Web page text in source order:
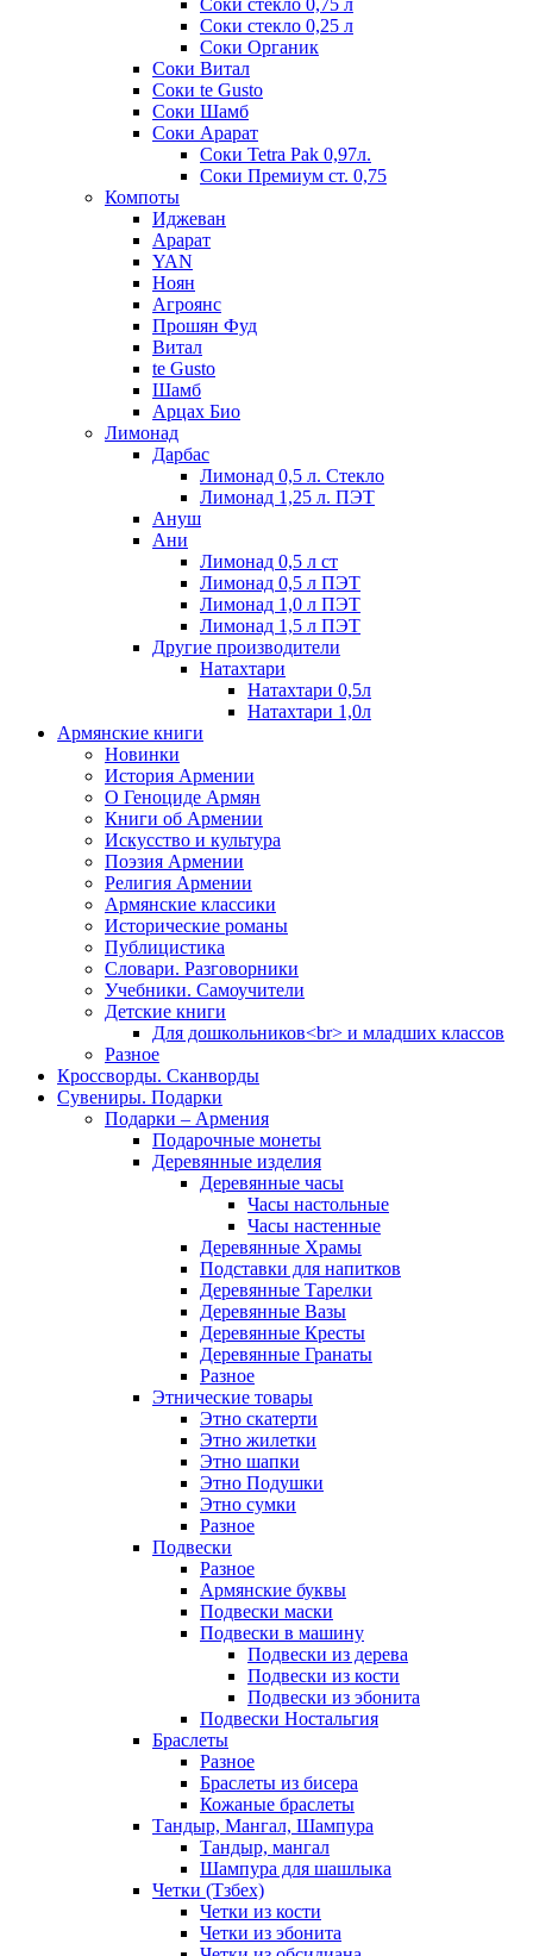
Соки стекло 0,75 л
Соки стекло 0,25 л
Соки Органик
Соки Витал
Соки te Gusto
Соки Шамб
Соки Арарат
Соки Tetra Pak 0,97л.
Соки Премиум ст. 0,75
Компоты
Иджеван
Арарат
YAN
Ноян
Агроянс
Прошян Фуд
Витал
te Gusto
Шамб
Арцах Био
Лимонад
Дарбас
Лимонад 0,5 л. Стекло
Лимонад 1,25 л. ПЭТ
Ануш
Ани
Лимонад 0,5 л ст
Лимонад 0,5 л ПЭТ
Лимонад 1,0 л ПЭТ
Лимонад 1,5 л ПЭТ
Другие производители
Натахтари
Натахтари 0,5л
Натахтари 1,0л
Армянские книги
Новинки
История Армении
О Геноциде Армян
Книги об Армении
Иcкусство и культура
Поэзия Армении
Религия Армении
Армянские классики
Исторические романы
Публицистика
Словари. Разговорники
Учебники. Самоучители
Детские книги
Для дошкольников<br> и младших классов
Разное
Кроссворды. Сканворды
Сувениры. Подарки
Подарки – Армения
Подарочные монеты
Деревянные изделия
Деревянные часы
Часы настольные
Часы настенные
Деревянные Храмы
Подставки для напитков
Деревянные Тарелки
Деревянные Вазы
Деревянные Кресты
Деревянные Гранаты
Разное
Этнические товары
Этно скатерти
Этно жилетки
Этно шапки
Этно Подушки
Этно сумки
Разное
Подвески
Разное
Армянские буквы
Подвески маски
Подвески в машину
Подвески из дерева
Подвески из кости
Подвески из эбонита
Подвески Ностальгия
Браслеты
Разное
Браслеты из бисера
Кожаные браслеты
Тандыр, Мангал, Шампура
Тандыр, мангал
Шампура для шашлыка
Четки (Тзбех)
Четки из кости
Четки из эбонита